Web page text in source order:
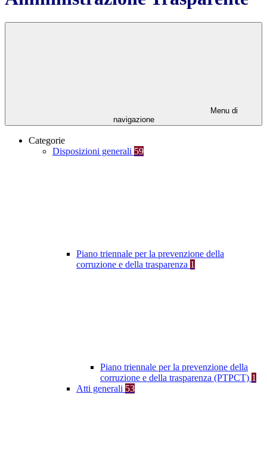
Menu di
navigazione
Categorie
Disposizioni generali 59
Piano triennale per la prevenzione della
corruzione e della trasparenza 1
Piano triennale per la prevenzione della
corruzione e della trasparenza (PTPCT) 1
Atti generali 53